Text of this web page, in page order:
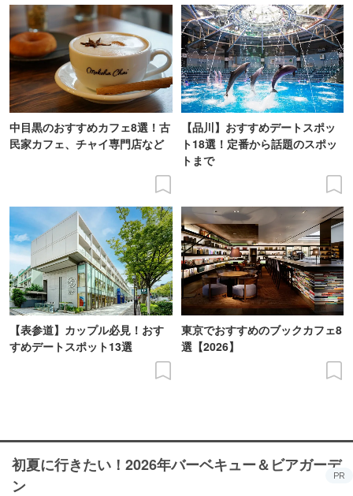
中目黒のおすすめカフェ8選！古
民家カフェ、チャイ専門店など
【品川】おすすめデートスポッ
ト18選！定番から話題のスポッ
トまで
【表参道】カップル必見！おす
すめデートスポット13選
東京でおすすめのブックカフェ8
選【2026】
初夏に行きたい！2026年バーベキュー＆ビアガーデ
ン
PR